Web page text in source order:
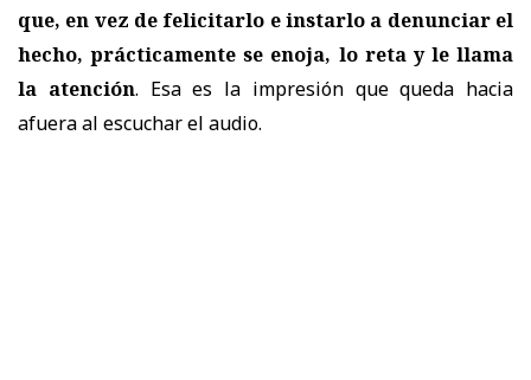
que, en vez de felicitarlo e instarlo a denunciar el
hecho, prácticamente se enoja, lo reta y le llama
la atención. Esa es la impresión que queda hacia
afuera al escuchar el audio.